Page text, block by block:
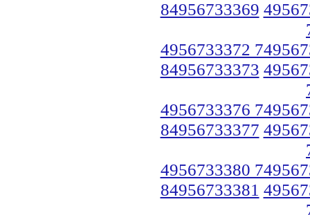
84956733369
4956733372
84956733373
4956733376
84956733377
4956733380
84956733381